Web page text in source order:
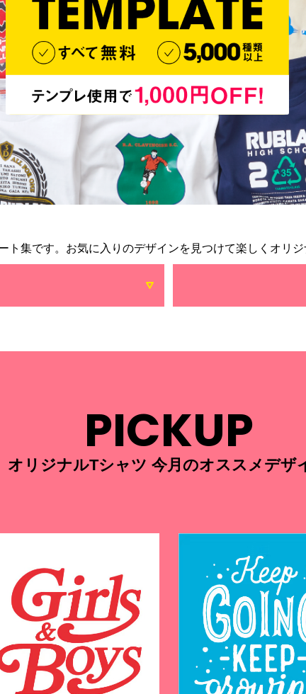
ト集です。お気に入りのデザインを見つけて楽しくオリ
PICKUP
オリジナルTシャツ 今月のオススメデザ